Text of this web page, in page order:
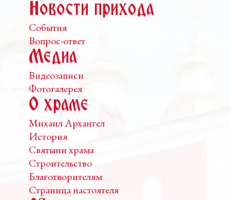
Новости прихода
События
Вопрос-ответ
Медиа
Видеозаписи
Фотогалерея
О храме
Михаил Архангел
История
Святыни храма
Строительство
Благотворителям
Страница настоятеля